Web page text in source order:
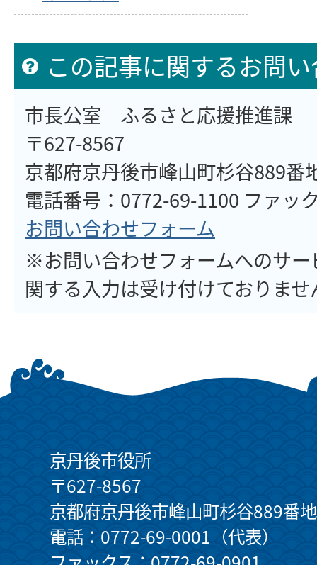
この記事に関するお問
市長公室 ふるさと応援推進課
〒627-8567
京都府京丹後市峰山町杉谷889番
電話番号：0772-69-1100 ファッ
お問い合わせフォーム
※お問い合わせフォームへのサ
関する入力は受け付けておりませ
京丹後市役所
〒627-8567
京都府京丹後市峰山町杉谷889番地
電話：0772-69-0001（代表）